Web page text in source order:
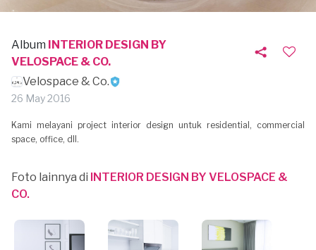
Album INTERIOR DESIGN BY
VELOSPACE & CO.
Velospace & Co.
26 May 2016
Kami melayani project interior design untuk residential, commercial
space, office, dll.
Foto lainnya di INTERIOR DESIGN BY VELOSPACE &
CO.